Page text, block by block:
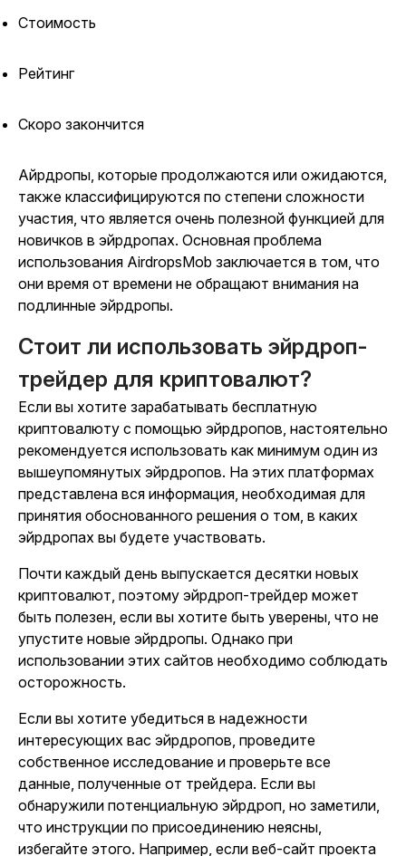
Стоимость
Рейтинг
Скоро закончится
Айрдропы, которые продолжаются или ожидаются,
также классифицируются по степени сложности
участия, что является очень полезной функцией для
новичков в эйрдропах. Основная проблема
использования AirdropsMob заключается в том, что
они время от времени не обращают внимания на
подлинные эйрдропы.
Стоит ли использовать эйрдроп-
трейдер для криптовалют?
Если вы хотите зарабатывать бесплатную
криптовалюту с помощью эйрдропов, настоятельно
рекомендуется использовать как минимум один из
вышеупомянутых эйрдропов. На этих платформах
представлена вся информация, необходимая для
принятия обоснованного решения о том, в каких
эйрдропах вы будете участвовать.
Почти каждый день выпускается десятки новых
криптовалют, поэтому эйрдроп-трейдер может
быть полезен, если вы хотите быть уверены, что не
упустите новые эйрдропы. Однако при
использовании этих сайтов необходимо соблюдать
осторожность.
Если вы хотите убедиться в надежности
интересующих вас эйрдропов, проведите
собственное исследование и проверьте все
данные, полученные от трейдера. Если вы
обнаружили потенциальную эйрдроп, но заметили,
что инструкции по присоединению неясны,
избегайте этого. Например, если веб-сайт проекта